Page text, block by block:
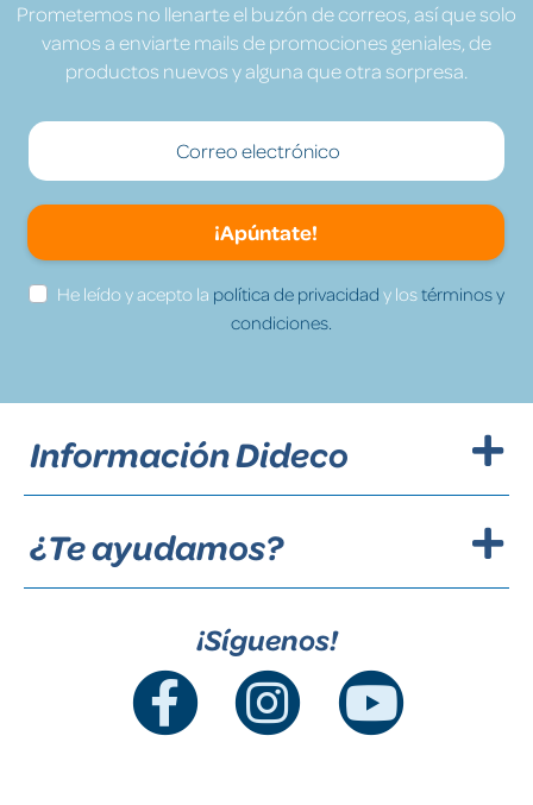
Prometemos no llenarte el buzón de correos, así que solo
vamos a enviarte mails de promociones geniales, de
productos nuevos y alguna que otra sorpresa.
¡Apúntate!
He leído y acepto la política de privacidad y lostérminos y
condiciones.
Información Dideco
¿Te ayudamos?
¡Síguenos!